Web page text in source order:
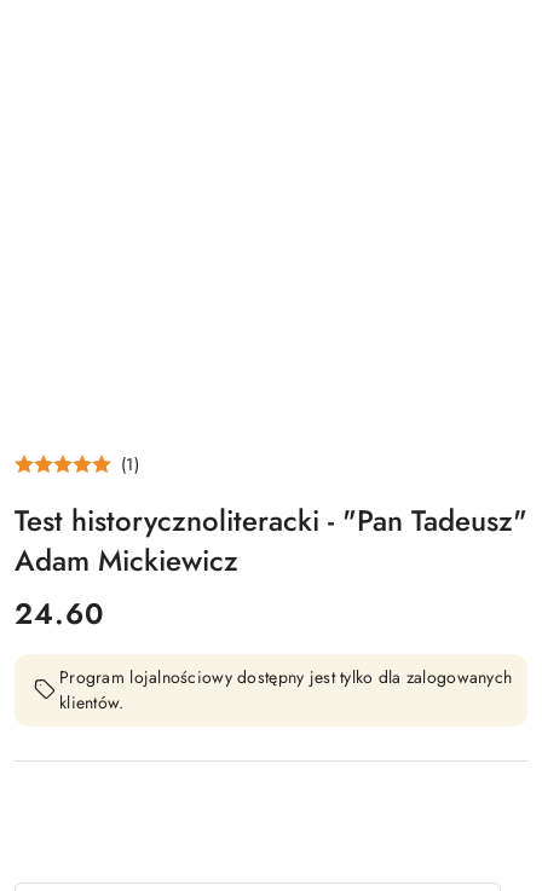
(1)
Test historycznoliteracki - "Pan Tadeusz"
Adam Mickiewicz
cena:
24.60
Program lojalnościowy dostępny jest tylko dla zalogowanych
klientów.